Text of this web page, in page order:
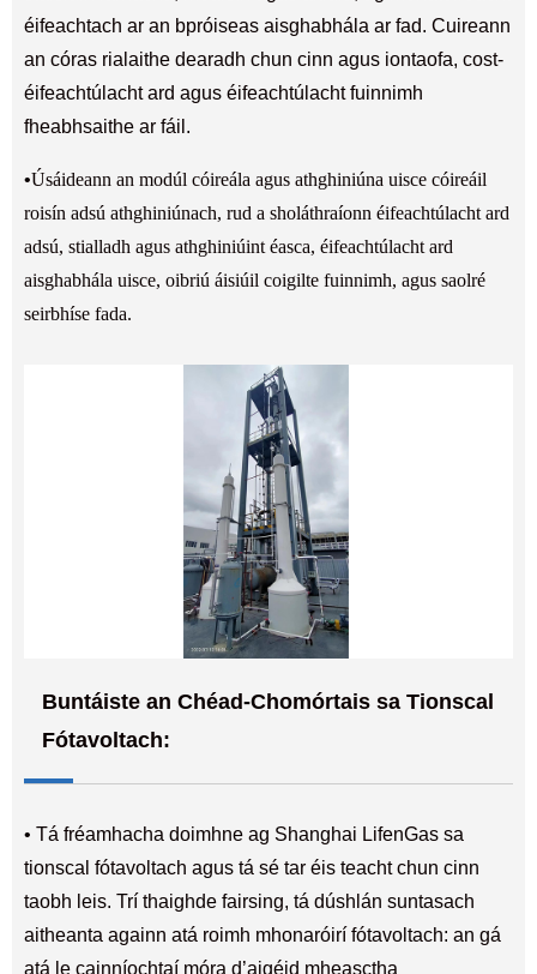
éifeachtach ar an bpróiseas aisghabhála ar fad. Cuireann
an córas rialaithe dearadh chun cinn agus iontaofa, cost-
éifeachtúlacht ard agus éifeachtúlacht fuinnimh
fheabhsaithe ar fáil.
•Úsáideann an modúl cóireála agus athghiniúna uisce cóireáil
roisín adsú athghiniúnach, rud a sholáthraíonn éifeachtúlacht ard
adsú, stialladh agus athghiniúint éasca, éifeachtúlacht ard
aisghabhála uisce, oibriú áisiúil coigilte fuinnimh, agus saolré
seirbhíse fada.
Buntáiste an Chéad-Chomórtais sa Tionscal
Fótavoltach:
• Tá fréamhacha doimhne ag Shanghai LifenGas sa
tionscal fótavoltach agus tá sé tar éis teacht chun cinn
taobh leis. Trí thaighde fairsing, tá dúshlán suntasach
aitheanta againn atá roimh mhonaróirí fótavoltach: an gá
atá le cainníochtaí móra d’aigéid mheasctha